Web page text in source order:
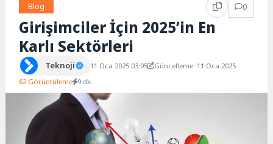
Blog 0
Girişimciler İçin 2025’in En
Karlı Sektörleri
Teknoji 11 Oca 2025 03:05
Güncelleme: 11 Oca 2025
62 Görüntüleme 9 dk.